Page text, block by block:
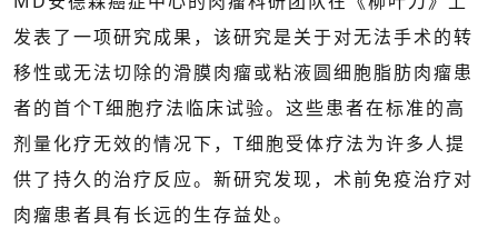
发表了一项研究成果，该研究是关于对无法手术的转
移性或无法切除的滑膜肉瘤或粘液圆细胞脂肪肉瘤患
者的首个T细胞疗法临床试验。这些患者在标准的高
剂量化疗无效的情况下，T细胞受体疗法为许多人提
供了持久的治疗反应。 新研究发现，术前免疫治疗对
肉瘤患者具有长远的生存益处。